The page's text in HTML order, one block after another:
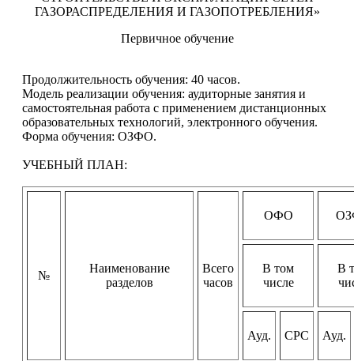
ГАЗОРАСПРЕДЕЛЕНИЯ И ГАЗОПОТРЕБЛЕНИЯ»
Первичное обучение
Продолжительность обучения: 40 часов.
Модель реализации обучения: аудиторные занятия и
самостоятельная работа с применением дистанционных
образовательных технологий, электронного обучения.
Форма обучения: ОЗФО.
УЧЕБНЫЙ ПЛАН:
№
Наименование
разделов
Всего
часов
ОФО
В том
числе
В
Ауд. СРС Ауд.